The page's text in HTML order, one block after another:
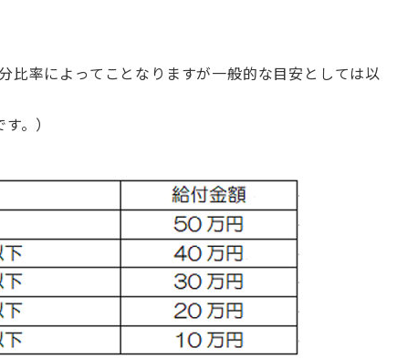
比率によってことなりますが一般的な目安としては以
。）